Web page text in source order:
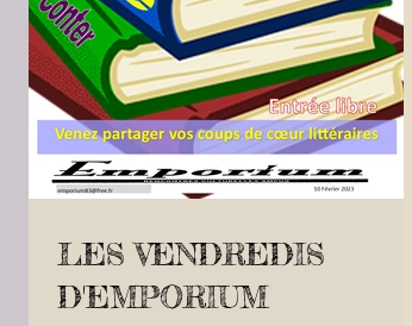
LES VENDREDIS
D'EMPORIUM